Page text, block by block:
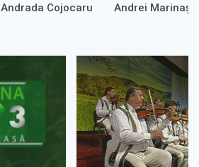
Andrada Cojocaru Andrei Marinaș